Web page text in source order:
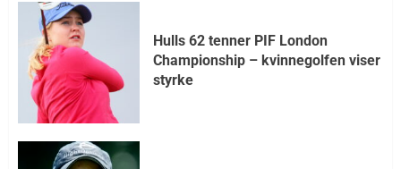
Hulls 62 tenner PIF London
Championship – kvinnegolfen viser
styrke